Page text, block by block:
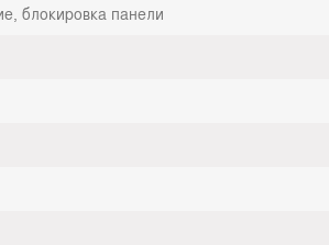
блокировка панели